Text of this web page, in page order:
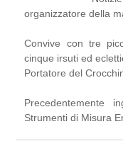
organizzatore della
Convive con tre
cinque irsuti ed
Portatore del
Precedentemente
Strumenti di Misura